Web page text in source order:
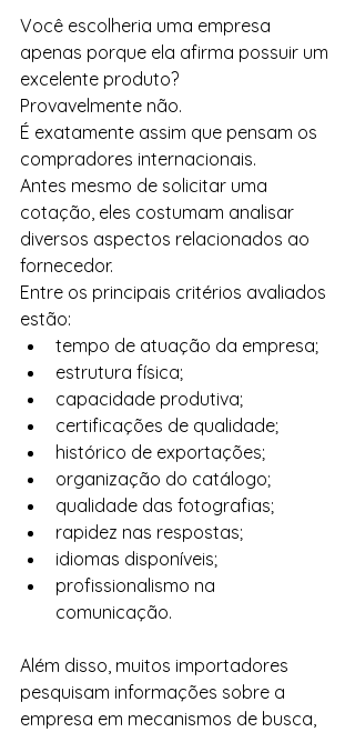
Você escolheria uma empresa
apenas porque ela afirma possuir um
excelente produto?
Provavelmente não.
É exatamente assim que pensam os
compradores internacionais.
Antes mesmo de solicitar uma
cotação, eles costumam analisar
diversos aspectos relacionados ao
fornecedor.
Entre os principais critérios avaliados
estão:
tempo de atuação da empresa;
estrutura física;
capacidade produtiva;
certificações de qualidade;
histórico de exportações;
organização do catálogo;
qualidade das fotografias;
rapidez nas respostas;
idiomas disponíveis;
profissionalismo na
comunicação.
Além disso, muitos importadores
pesquisam informações sobre a
empresa em mecanismos de busca,